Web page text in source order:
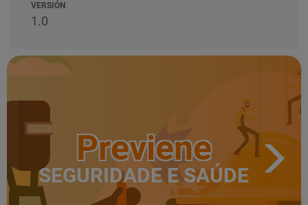
VERSIÓN
1.0
Previene
SEGURIDADE E SAÚDE